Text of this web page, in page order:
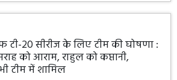
टी-20 सीरीज के लिए टीम की घोषणा :
को आराम, राहुल को कप्तानी,
टीम में शामिल